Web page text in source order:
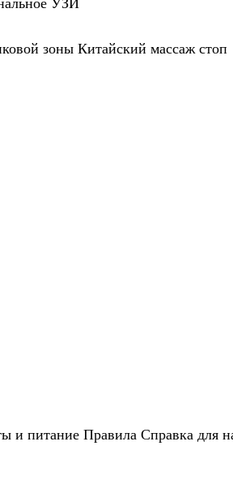
УЗИ
зоны Китайский массаж стоп
и питание Правила Справка для